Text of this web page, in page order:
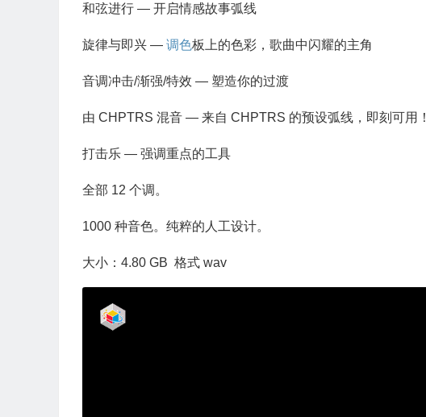
和弦进行 — 开启情感故事弧线
旋律与即兴 — 调色板上的色彩，歌曲中闪耀的主角
音调冲击/渐强/特效 — 塑造你的过渡
由 CHPTRS 混音 — 来自 CHPTRS 的预设弧线，即刻可用！
打击乐 — 强调重点的工具
全部 12 个调。
1000 种音色。纯粹的人工设计。
大小：4.80 GB 格式 wav